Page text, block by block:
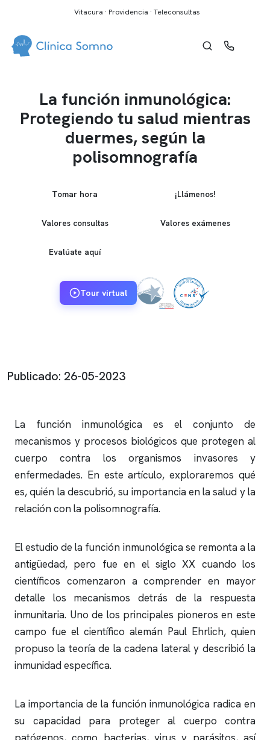
Vitacura · Providencia · Teleconsultas
La función inmunológica:
Protegiendo tu salud mientras
duermes, según la
polisomnografía
Tomar hora ¡Llámenos!
Valores consultas Valores exámenes
Evalúate aquí
Tour virtual
Publicado: 26-05-2023
La función inmunológica es el conjunto de
mecanismos y procesos biológicos que protegen al
cuerpo contra los organismos invasores y
enfermedades. En este artículo, exploraremos qué
es, quién la descubrió, su importancia en la salud y la
relación con la polisomnografía.
El estudio de la función inmunológica se remonta a la
antigüedad, pero fue en el siglo XX cuando los
científicos comenzaron a comprender en mayor
detalle los mecanismos detrás de la respuesta
inmunitaria. Uno de los principales pioneros en este
campo fue el científico alemán Paul Ehrlich, quien
propuso la teoría de la cadena lateral y describió la
inmunidad específica.
La importancia de la función inmunológica radica en
su capacidad para proteger al cuerpo contra